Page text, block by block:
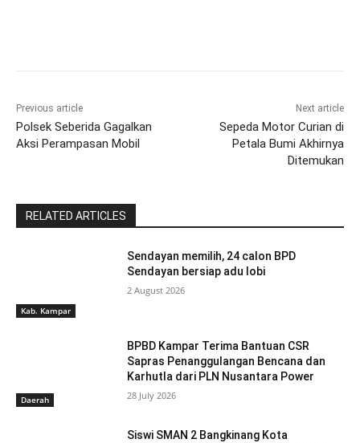
Previous article
Polsek Seberida Gagalkan
Aksi Perampasan Mobil
Next article
Sepeda Motor Curian di
Petala Bumi Akhirnya
Ditemukan
RELATED ARTICLES
Kab. Kampar
Sendayan memilih, 24 calon BPD
Sendayan bersiap adu lobi
2 August 2026
Daerah
BPBD Kampar Terima Bantuan CSR
Sapras Penanggulangan Bencana dan
Karhutla dari PLN Nusantara Power
28 July 2026
Siswi SMAN 2 Bangkinang Kota